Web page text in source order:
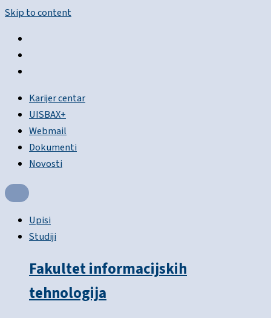
Skip to content
Karijer centar
UISBAX+
Webmail
Dokumenti
Novosti
Upisi
Studiji
Fakultet informacijskih
tehnologija